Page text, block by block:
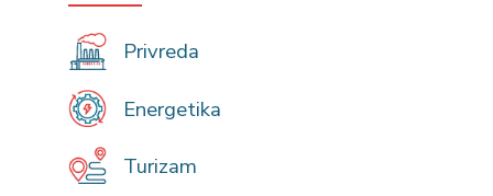
Privreda
Energetika
Turizam